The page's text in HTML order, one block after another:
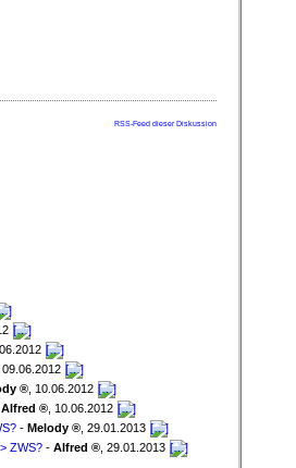
RSS-Feed dieser Diskussion
09.06.2012
, 10.06.2012
Alfred , 10.06.2012
- Melody , 29.01.2013
ZWS?- Alfred , 29.01.2013